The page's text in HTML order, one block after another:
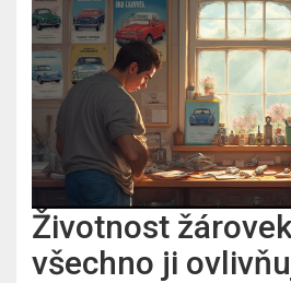
Životnost
všechno ji